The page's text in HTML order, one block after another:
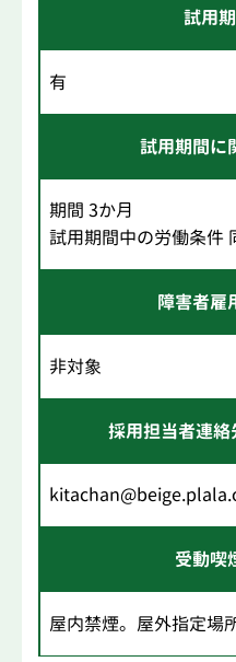
試用
有
試用期間に
期間 3か月
試用期間中の労働条件
障害者雇
非対象
採用担当者連
受動喫
屋内禁煙。屋外指定場